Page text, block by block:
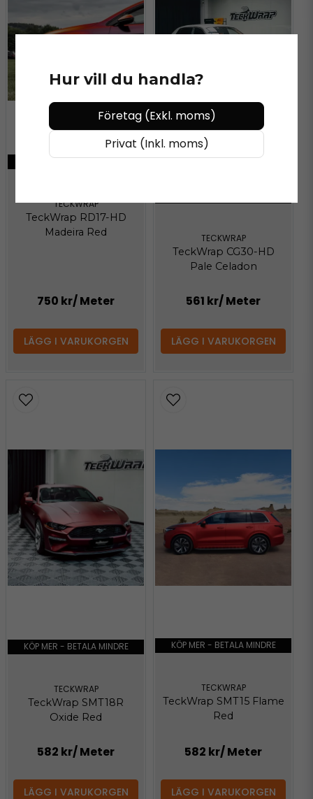
KÖP MER - BETALA MINDRE
TECKWRAP
TeckWrap RD17-HD
Madeira Red
750 kr/ Meter
LÄGG I VARUKORGEN
TECKWRAP
TeckWrap CG30-HD
Pale Celadon
561 kr/ Meter
LÄGG I VARUKORGEN
KÖP MER - BETALA MINDRE
TECKWRAP
TeckWrap SMT18R
Oxide Red
582 kr/ Meter
LÄGG I VARUKORGEN
KÖP MER - BETALA MINDRE
TECKWRAP
TeckWrap SMT15 Flame
Red
582 kr/ Meter
LÄGG I VARUKORGEN
Hur vill du handla?
Företag (Exkl. moms)
Privat (Inkl. moms)